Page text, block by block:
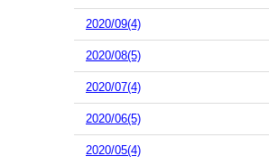
2020/09(4)
2020/08(5)
2020/07(4)
2020/06(5)
2020/05(4)